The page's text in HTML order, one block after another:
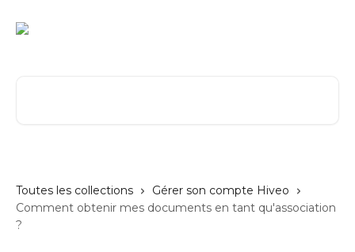
Toutes les collections
Gérer son compte Hiveo
Comment obtenir mes documents en tant qu'association
?